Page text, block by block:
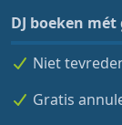
DJ boeken
Niet
Gratis